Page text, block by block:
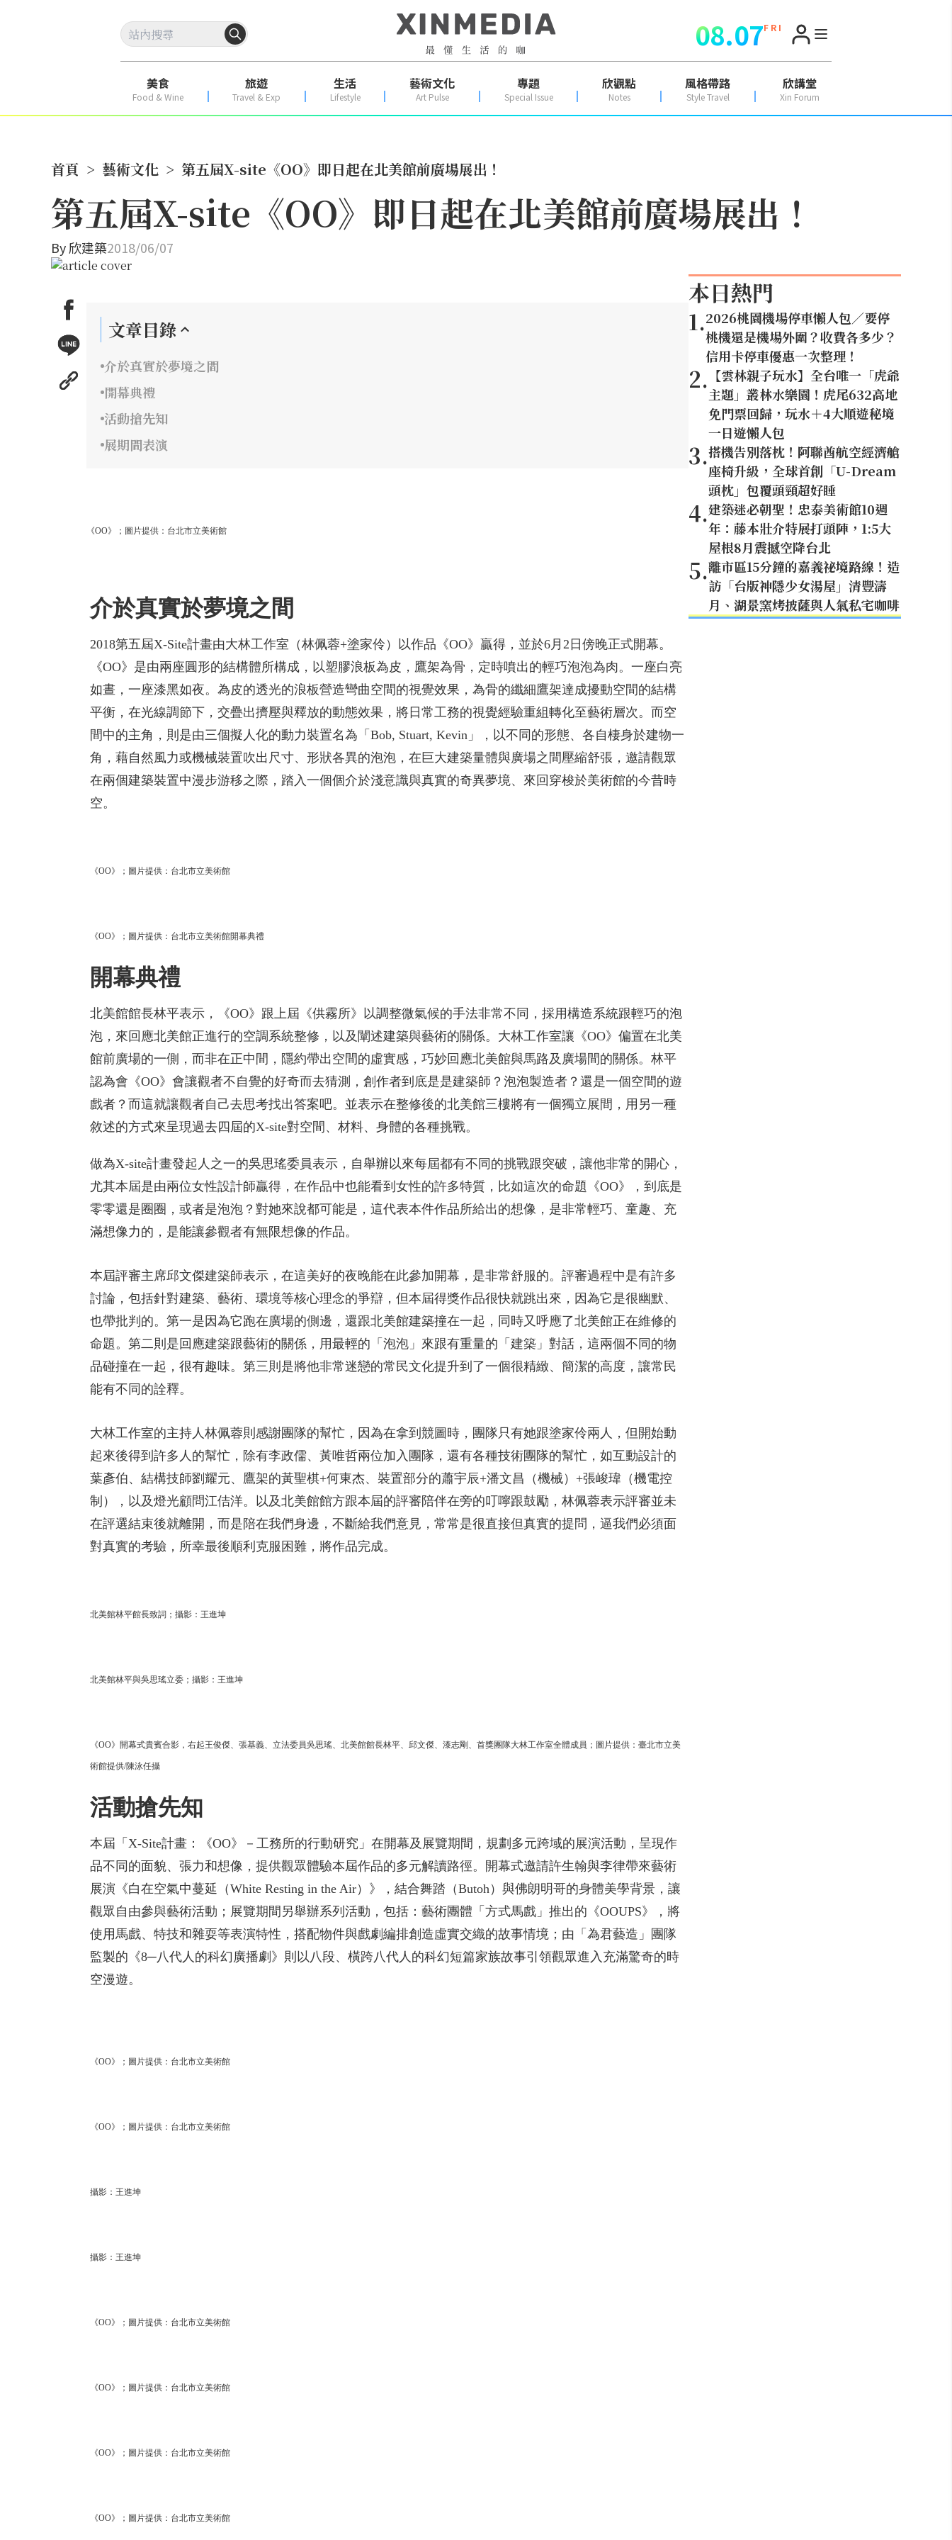
08.07F R I
美食
Food & Wine
旅遊
Travel & Exp
生活
Lifestyle
藝術文化
Art Pulse
專題
Special Issue
欣觀點
Notes
風格帶路
Style Travel
欣講堂
Xin Forum
首頁 > 藝術文化 > 第五屆X-site《OO》即日起在北美館前廣場展出！
第五屆X-site《OO》即日起在北美館前廣場展出！
By欣建築2018/06/07
文章目錄
介於真實於夢境之間
開幕典禮
活動搶先知
展期間表演
《OO》；圖片提供：台北市立美術館
介於真實於夢境之間
2018第五屆X-Site計畫由大林工作室（林佩蓉+塗家伶）以作品《OO》贏得，並於6月2日傍晚正式開幕。
《OO》是由兩座圓形的結構體所構成，以塑膠浪板為皮，鷹架為骨，定時噴出的輕巧泡泡為肉。一座白亮
如晝，一座漆黑如夜。為皮的透光的浪板營造彎曲空間的視覺效果，為骨的纖細鷹架達成擾動空間的結構
平衡，在光線調節下，交疊出擠壓與釋放的動態效果，將日常工務的視覺經驗重組轉化至藝術層次。而空
間中的主角，則是由三個擬人化的動力裝置名為「Bob, Stuart, Kevin」，以不同的形態、各自棲身於建物一
角，藉自然風力或機械裝置吹出尺寸、形狀各異的泡泡，在巨大建築量體與廣場之間壓縮舒張，邀請觀眾
在兩個建築裝置中漫步游移之際，踏入一個個介於淺意識與真實的奇異夢境、來回穿梭於美術館的今昔時
空。
《OO》；圖片提供：台北市立美術館
《OO》；圖片提供：台北市立美術館開幕典禮
開幕典禮
北美館館長林平表示，《OO》跟上屆《供霧所》以調整微氣候的手法非常不同，採用構造系統跟輕巧的泡
泡，來回應北美館正進行的空調系統整修，以及闡述建築與藝術的關係。大林工作室讓《OO》偏置在北美
館前廣場的一側，而非在正中間，隱約帶出空間的虛實感，巧妙回應北美館與馬路及廣場間的關係。林平
認為會《OO》會讓觀者不自覺的好奇而去猜測，創作者到底是是建築師？泡泡製造者？還是一個空間的遊
戲者？而這就讓觀者自己去思考找出答案吧。並表示在整修後的北美館三樓將有一個獨立展間，用另一種
敘述的方式來呈現過去四屆的X-site對空間、材料、身體的各種挑戰。
做為X-site計畫發起人之一的吳思瑤委員表示，自舉辦以來每屆都有不同的挑戰跟突破，讓他非常的開心，
尤其本屆是由兩位女性設計師贏得，在作品中也能看到女性的許多特質，比如這次的命題《OO》，到底是
零零還是圈圈，或者是泡泡？對她來說都可能是，這代表本件作品所給出的想像，是非常輕巧、童趣、充
滿想像力的，是能讓參觀者有無限想像的作品。
本屆評審主席邱文傑建築師表示，在這美好的夜晚能在此參加開幕，是非常舒服的。評審過程中是有許多
討論，包括針對建築、藝術、環境等核心理念的爭辯，但本屆得獎作品很快就跳出來，因為它是很幽默、
也帶批判的。第一是因為它跑在廣場的側邊，還跟北美館建築撞在一起，同時又呼應了北美館正在維修的
命題。第二則是回應建築跟藝術的關係，用最輕的「泡泡」來跟有重量的「建築」對話，這兩個不同的物
品碰撞在一起，很有趣味。第三則是將他非常迷戀的常民文化提升到了一個很精緻、簡潔的高度，讓常民
能有不同的詮釋。
大林工作室的主持人林佩蓉則感謝團隊的幫忙，因為在拿到競圖時，團隊只有她跟塗家伶兩人，但開始動
起來後得到許多人的幫忙，除有李政儒、黃唯哲兩位加入團隊，還有各種技術團隊的幫忙，如互動設計的
葉彥伯、結構技師劉耀元、鷹架的黃聖棋+何東杰、裝置部分的蕭宇辰+潘文昌（機械）+張峻瑋（機電控
制），以及燈光顧問江佶洋。以及北美館館方跟本屆的評審陪伴在旁的叮嚀跟鼓勵，林佩蓉表示評審並未
在評選結束後就離開，而是陪在我們身邊，不斷給我們意見，常常是很直接但真實的提問，逼我們必須面
對真實的考驗，所幸最後順利克服困難，將作品完成。
北美館林平館長致詞；攝影：王進坤
北美館林平與吳思瑤立委；攝影：王進坤
《OO》開幕式貴賓合影，右起王俊傑、張基義、立法委員吳思瑤、北美館館長林平、邱文傑、漆志剛、首獎團隊大林工作室全體成員；圖片提供：臺北市立美
術館提供/陳泳任攝
活動搶先知
本屆「X-Site計畫：《OO》－工務所的行動研究」在開幕及展覽期間，規劃多元跨域的展演活動，呈現作
品不同的面貌、張力和想像，提供觀眾體驗本屆作品的多元解讀路徑。開幕式邀請許生翰與李律帶來藝術
展演《白在空氣中蔓延（White Resting in the Air）》，結合舞踏（Butoh）與佛朗明哥的身體美學背景，讓
觀眾自由參與藝術活動；展覽期間另舉辦系列活動，包括：藝術團體「方式馬戲」推出的《OOUPS》，將
使用馬戲、特技和雜耍等表演特性，搭配物件與戲劇編排創造虛實交織的故事情境；由「為君藝造」團隊
監製的《8─八代人的科幻廣播劇》則以八段、橫跨八代人的科幻短篇家族故事引領觀眾進入充滿驚奇的時
空漫遊。
《OO》；圖片提供：台北市立美術館
《OO》；圖片提供：台北市立美術館
攝影：王進坤
攝影：王進坤
《OO》；圖片提供：台北市立美術館
《OO》；圖片提供：台北市立美術館
《OO》；圖片提供：台北市立美術館
《OO》；圖片提供：台北市立美術館
本日熱門
1.2026桃園機場停車懶人包／要停
桃機還是機場外圍？收費各多少？
信用卡停車優惠一次整理！
2. 【雲林親子玩水】全台唯一「虎爺
主題」叢林水樂園！虎尾632高地
免門票回歸，玩水＋4大順遊秘境
一日遊懶人包
3.搭機告別落枕！阿聯酋航空經濟艙
座椅升級，全球首創「U-Dream
頭枕」包覆頭頸超好睡
4.建築迷必朝聖！忠泰美術館10週
年：藤本壯介特展打頭陣，1:5大
屋根8月震撼空降台北
5.離市區15分鐘的嘉義祕境路線！造
訪「台版神隱少女湯屋」清豐濤
月、湖景窯烤披薩與人氣私宅咖啡